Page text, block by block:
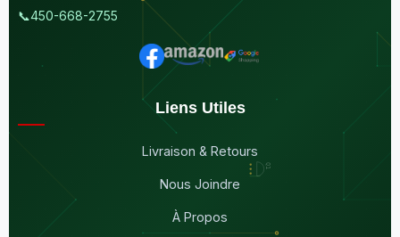
📞450-668-2755
Liens Utiles
Livraison & Retours
Nous Joindre
À Propos